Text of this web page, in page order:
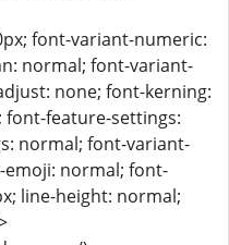
font-variant-numeric:
normal; font-variant-
none; font-kerning:
feature-settings:
normal; font-variant-
normal; font-
line-height: normal;